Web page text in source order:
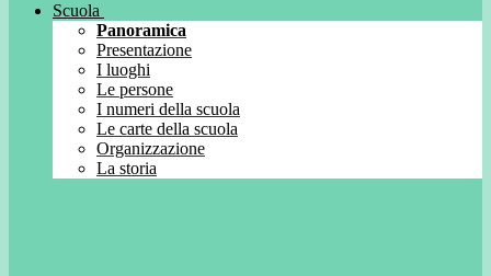
Scuola
Panoramica
Presentazione
I luoghi
Le persone
I numeri della scuola
Le carte della scuola
Organizzazione
La storia